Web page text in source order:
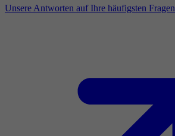
Unsere Antworten auf Ihre häufigsten Fragen